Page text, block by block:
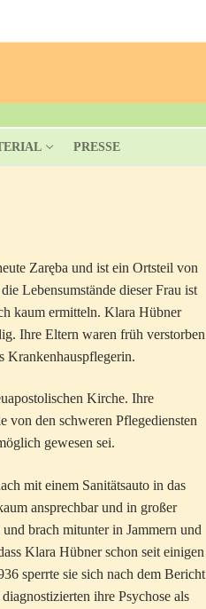
PRESSE
Zaręba und ist ein Ortsteil von
Lebensumstände dieser Frau ist
kaum ermitteln. Klara Hübner
Ihre Eltern waren früh verstorben
Krankenhauspflegerin.
Kirche. Ihre
von den schweren Pflegediensten
gewesen sei.
mit einem Sanitätsauto in das
ansprechbar und in großer
brach mitunter in Jammern und
Klara Hübner schon seit einigen
sperrte sie sich nach dem Bericht
ihre Psychose als